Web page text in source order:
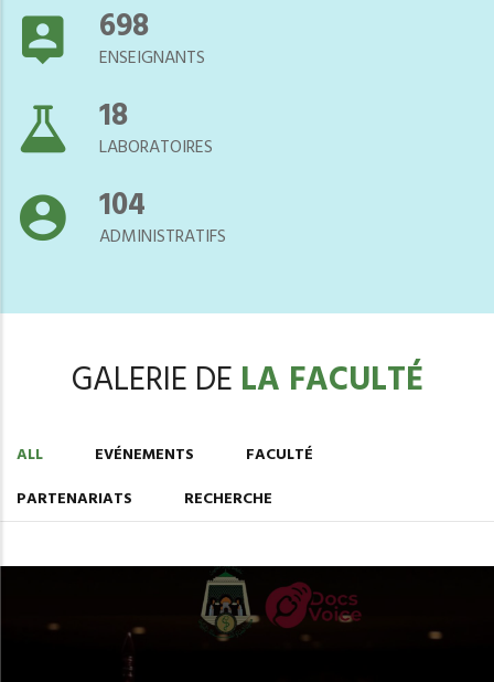
754
ENSEIGNANTS
21
LABORATOIRES
118
ADMINISTRATIFS
GALERIE DE LA FACULTÉ
ALL EVÉNEMENTS
FACULTÉ
PARTENARIATS
RECHERCHE